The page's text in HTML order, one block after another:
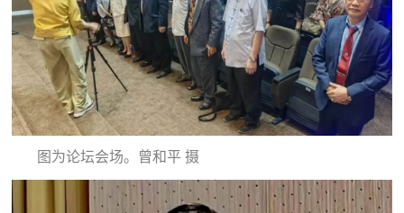
图为论坛会场。曾和平 摄